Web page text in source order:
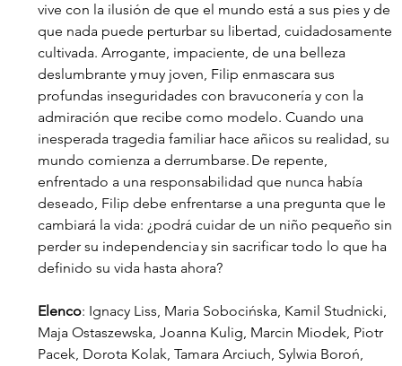
vive con la ilusión de que el mundo está a sus pies y de
que nada puede perturbar su libertad, cuidadosamente
cultivada. Arrogante, impaciente, de una belleza
deslumbrante y muy joven, Filip enmascara sus
profundas inseguridades con bravuconería y con la
admiración que recibe como modelo. Cuando una
inesperada tragedia familiar hace añicos su realidad, su
mundo comienza a derrumbarse. De repente,
enfrentado a una responsabilidad que nunca había
deseado, Filip debe enfrentarse a una pregunta que le
cambiará la vida: ¿podrá cuidar de un niño pequeño sin
perder su independencia y sin sacrificar todo lo que ha
definido su vida hasta ahora?
Elenco: Ignacy Liss, Maria Sobocińska, Kamil Studnicki,
Maja Ostaszewska, Joanna Kulig, Marcin Miodek, Piotr
Pacek, Dorota Kolak, Tamara Arciuch, Sylwia Boroń,